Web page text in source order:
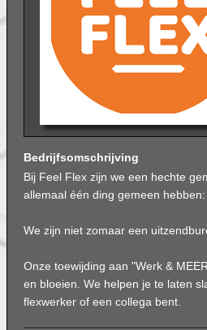
Bedrijfsomschrijving
Bij Feel Flex zijn we een hechte
allemaal één ding gemeen
We zijn niet zomaar een
Onze toewijding aan "Werk &
en bloeien. We helpen je te laten
flexwerker of een collega bent.